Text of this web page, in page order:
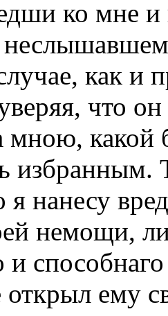
ко мне и
как и
что
мною,
избранным.
я нанесу
немощи,
и
ему